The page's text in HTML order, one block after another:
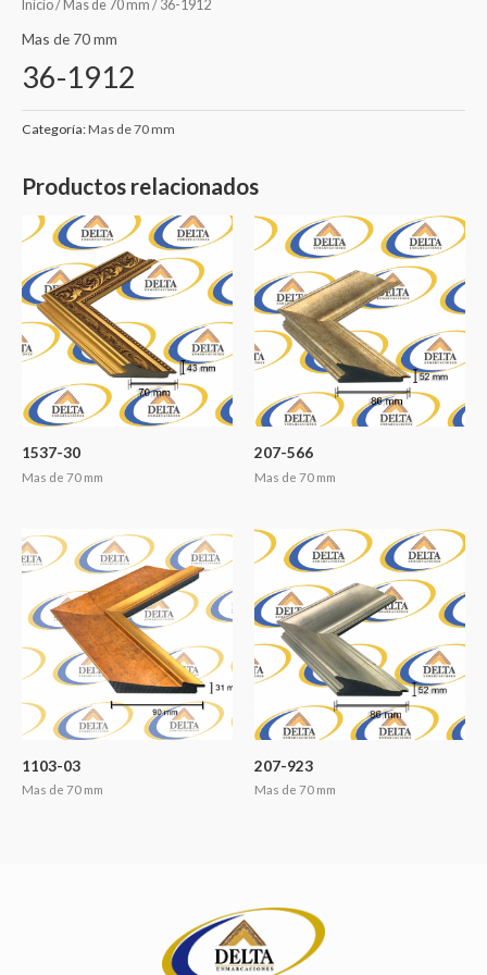
Inicio/ Mas de 70 mm / 36-1912
Mas de 70 mm
36-1912
Categoría:Mas de 70 mm
Productos relacionados
1537-30
Mas de 70 mm
207-566
Mas de 70 mm
1103-03
Mas de 70 mm
207-923
Mas de 70 mm